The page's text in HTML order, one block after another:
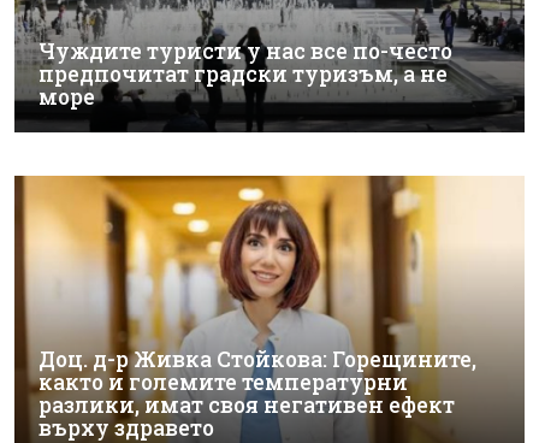
Чуждите туристи у нас все по-често
предпочитат градски туризъм, а не
море
Доц. д-р Живка Стойкова: Горещините,
както и големите температурни
разлики, имат своя негативен ефект
върху здравето